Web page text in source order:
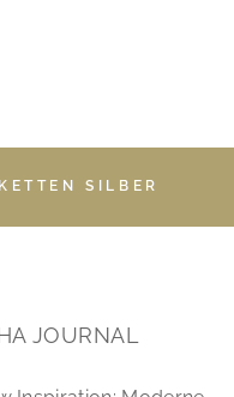
SILBER
JOURNAL